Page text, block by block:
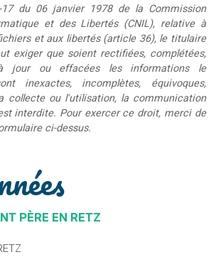
du 06 janvier 1978 de la Commission
et des Libertés (CNIL), relative à
et aux libertés (article 36), le titulaire
exiger que soient rectifiées, complétées,
jour ou effacées les informations le
inexactes, incomplètes, équivoques,
collecte ou l'utilisation, la communication
interdite. Pour exercer ce droit, merci de
ci-dessus.
PÈRE EN RETZ